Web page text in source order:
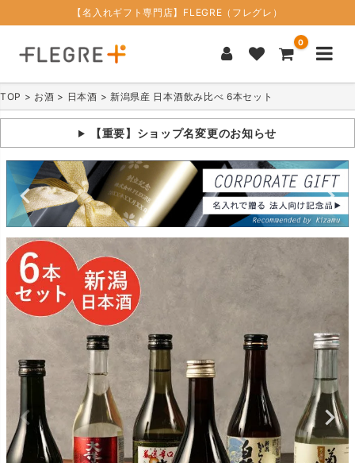
【名入れギフト専門店】FLEGRE（フレグレ）
0
TOP お酒 日本酒 新潟県産 日本酒飲み比べ 6本セット
【重要】ショップ名変更のお知らせ